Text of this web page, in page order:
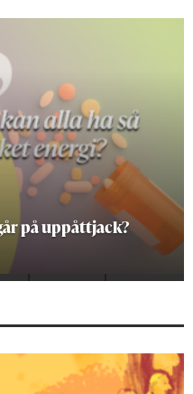
det mänskliga